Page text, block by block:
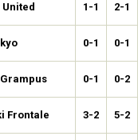
1-1 2-1
0-1 0-1
0-1 0-2
Frontale 3-2 5-2